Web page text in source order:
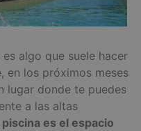
algo que suele hacer
en los próximos meses
lugar donde te puedes
a las altas
piscina es el espacio